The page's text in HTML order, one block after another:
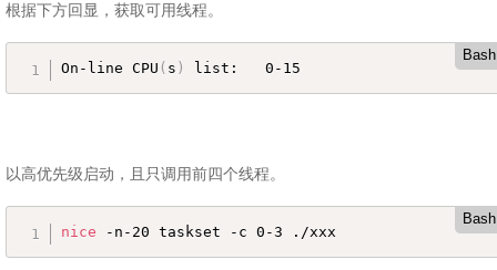
根据下方回显，获取可用线程。
Bash
On-line CPU ( s ) list:   0-15
以高优先级启动，且只调用前四个线程。
Bash
nice -n-20 taskset -c 0-3 ./xxx